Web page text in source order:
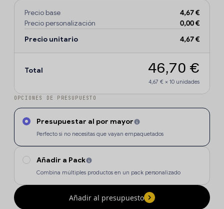
Precio base
4,67 €
Precio personalización
0,00 €
Precio unitario
4,67 €
Total 46,70 €
4,67 € × 10 unidades
OPCIONES DE PRESUPUESTO
Presupuestar al por mayor
Perfecto si no necesitas que vayan empaquetados
Añadir a Pack
Combina múltiples productos en un pack personalizado
Añadir al presupuesto